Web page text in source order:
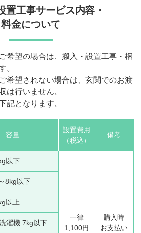
置工事サービス内容・
料金について
希望の場合は、搬入・設置工事・梱
。
希望されない場合は、玄関でのお渡
は行いません。
記となります。
容量
設置費用
（税込）
備考
以下
一律
1,100円
購入時
お支払い
8kg以下
以上
濯機 7kg以下